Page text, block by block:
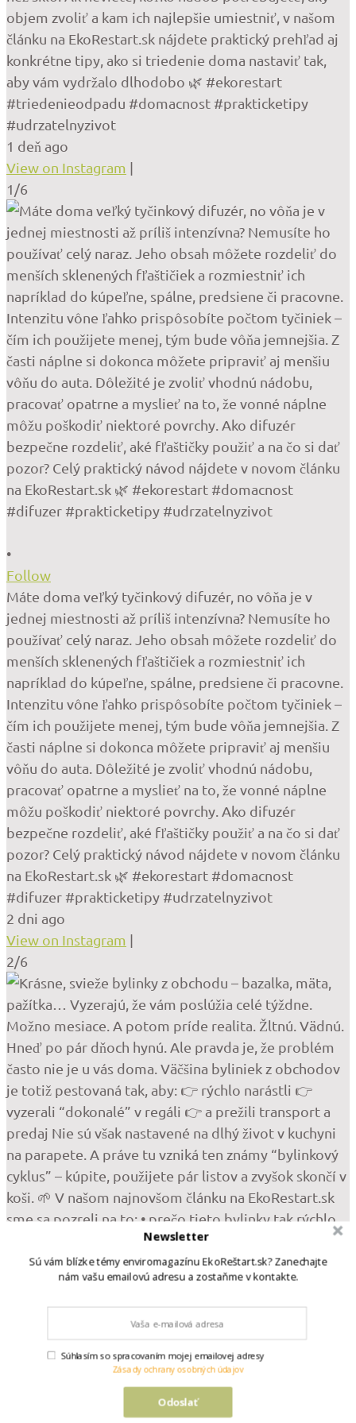
objem zvoliť a kam ich najlepšie umiestniť, v našom
článku na EkoRestart.sk nájdete praktický prehľad aj
konkrétne tipy, ako si triedenie doma nastaviť tak,
aby vám vydržalo dlhodobo 🌿 #ekorestart
#triedenieodpadu #domacnost #prakticketipy
#udrzatelnyzivot
1 deň ago
View on Instagram |
1/6
•
Follow
Máte doma veľký tyčinkový difuzér, no vôňa je v
jednej miestnosti až príliš intenzívna? Nemusíte ho
používať celý naraz. Jeho obsah môžete rozdeliť do
menších sklenených fľaštičiek a rozmiestniť ich
napríklad do kúpeľne, spálne, predsiene či pracovne.
Intenzitu vône ľahko prispôsobíte počtom tyčiniek –
čím ich použijete menej, tým bude vôňa jemnejšia. Z
časti náplne si dokonca môžete pripraviť aj menšiu
vôňu do auta. Dôležité je zvoliť vhodnú nádobu,
pracovať opatrne a myslieť na to, že vonné náplne
môžu poškodiť niektoré povrchy. Ako difuzér
bezpečne rozdeliť, aké fľaštičky použiť a na čo si dať
pozor? Celý praktický návod nájdete v novom článku
na EkoRestart.sk 🌿 #ekorestart #domacnost
#difuzer #prakticketipy #udrzatelnyzivot
2 dni ago
View on Instagram |
2/6
Newsletter
Sú vám blízke témy enviromagazínu EkoReštart.sk? Zanechajte
nám vašu emailovú adresu a zostaňme v kontakte.
Odoslať
Súhlasím so spracovaním mojej emailovej adresy
Zásady ochrany osobných údajov